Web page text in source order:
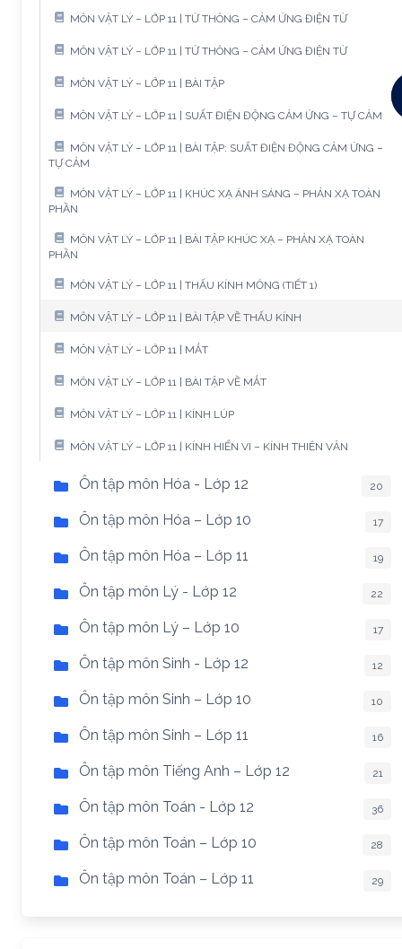
MÔN VẬT LÝ – LỚP 11 | TỪ THÔNG – CẢM ỨNG ĐIỆN TỪ
MÔN VẬT LÝ – LỚP 11 | TỪ THÔNG – CẢM ỨNG ĐIỆN TỪ
MÔN VẬT LÝ – LỚP 11 | BÀI TẬP
MÔN VẬT LÝ – LỚP 11 | SUẤT ĐIỆN ĐỘNG CẢM ỨNG – TỰ CẢM
MÔN VẬT LÝ – LỚP 11 | BÀI TẬP: SUẤT ĐIỆN ĐỘNG CẢM ỨNG –
TỰ CẢM
MÔN VẬT LÝ – LỚP 11 | KHÚC XẠ ÁNH SÁNG – PHẢN XẠ TOÀN
PHẦN
MÔN VẬT LÝ – LỚP 11 | BÀI TẬP KHÚC XẠ – PHẢN XẠ TOÀN
PHẦN
MÔN VẬT LÝ – LỚP 11 | THẤU KÍNH MỎNG (TIẾT 1)
MÔN VẬT LÝ – LỚP 11 | BÀI TẬP VỀ THẤU KÍNH
MÔN VẬT LÝ – LỚP 11 | MẮT
MÔN VẬT LÝ – LỚP 11 | BÀI TẬP VỀ MẮT
MÔN VẬT LÝ – LỚP 11 | KÍNH LÚP
MÔN VẬT LÝ – LỚP 11 | KÍNH HIỂN VI – KÍNH THIÊN VĂN
Ôn tập môn Hóa - Lớp 12 20
Ôn tập môn Hóa – Lớp 10 17
Ôn tập môn Hóa – Lớp 11 19
Ôn tập môn Lý - Lớp 12 22
Ôn tập môn Lý – Lớp 10 17
Ôn tập môn Sinh - Lớp 12 12
Ôn tập môn Sinh – Lớp 10 10
Ôn tập môn Sinh – Lớp 11 16
Ôn tập môn Tiếng Anh – Lớp 12 21
Ôn tập môn Toán - Lớp 12 36
Ôn tập môn Toán – Lớp 10 28
Ôn tập môn Toán – Lớp 11 29